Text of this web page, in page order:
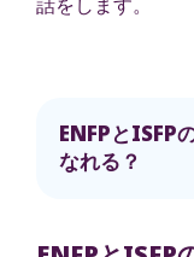
ENFPとISFP
なれる？